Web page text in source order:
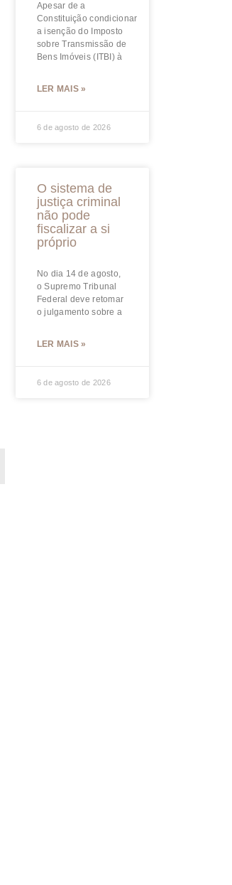
Apesar de a
Constituição condicionar
a isenção do Imposto
sobre Transmissão de
Bens Imóveis (ITBI) à
LER MAIS »
6 de agosto de 2026
O sistema de
justiça criminal
não pode
fiscalizar a si
próprio
No dia 14 de agosto,
o Supremo Tribunal
Federal deve retomar
o julgamento sobre a
LER MAIS »
6 de agosto de 2026